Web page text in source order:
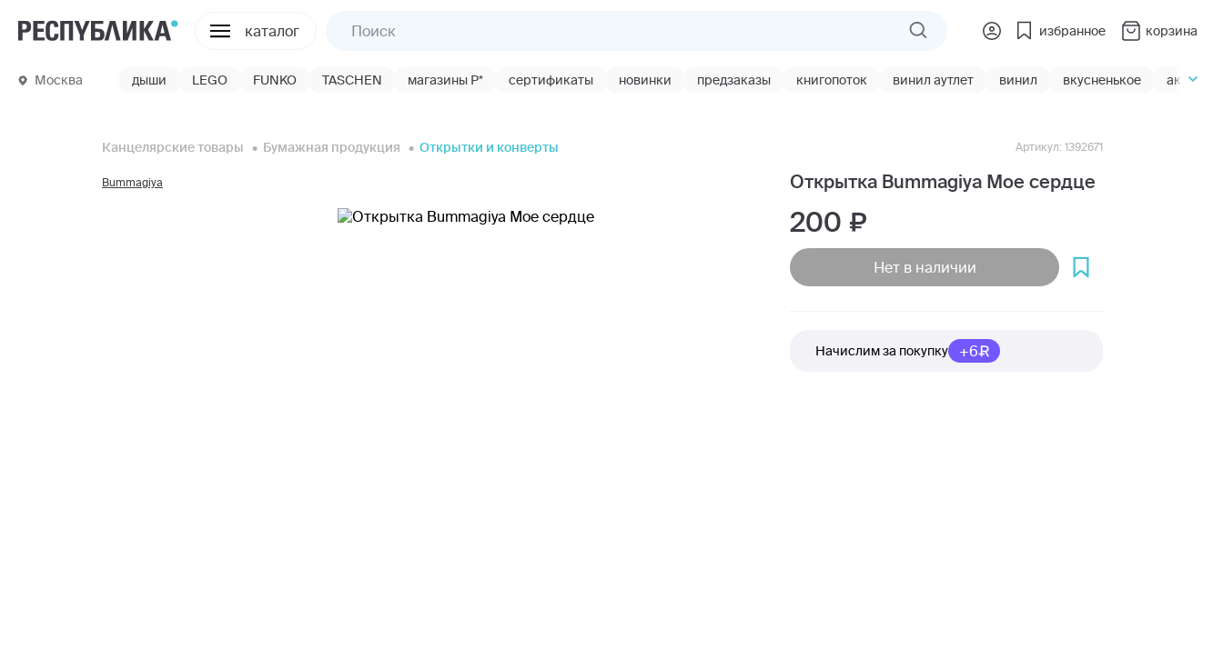
каталог избранное корзина
Москва дыши LEGO FUNKO TASCHEN магазины Р* сертификаты новинки предзаказы книгопоток винил аутлет винил вкусненькое акции
Канцелярские товары Бумажная продукция Открытки и конверты
Bummagiya Открытка Bummagiya Мое сердце
Артикул: 1392671
200
Нет в наличии
Начислим за покупку +6